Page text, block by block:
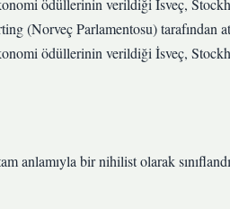
ödüllerinin verildiği İsveç,
(Norveç Parlamentosu) tarafından
ödüllerinin verildiği İsveç,
anlamıyla bir nihilist olarak